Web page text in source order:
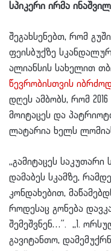
სპიკერი ირმა
შეგახსენებთ, რომ
ფეისბუქზე
ალიანსის სახელით
წევრობისთვის
დღეს ამბობს, რომ
მოიტაცეს და
ლატარია ხელს
,,გამიტაცეს საკუთარი
დამაბეს სკამზე,
კონდახებით,
როდესაც გონება
შემეშვნენ…”. ,,1.
გავიტანთო,